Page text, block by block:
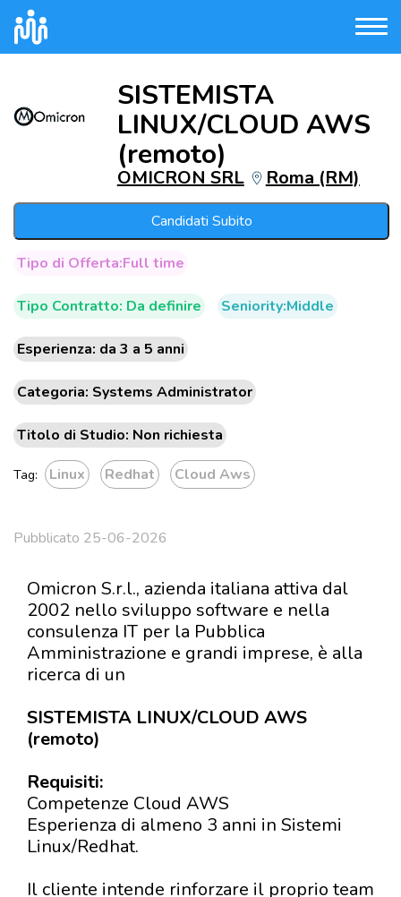
SISTEMISTA
LINUX/CLOUD AWS
(remoto)
OMICRON SRL Roma (RM)
Candidati Subito
Tipo di Offerta:Full time
Tipo Contratto: Da definire Seniority:Middle
Esperienza: da 3 a 5 anni
Categoria: Systems Administrator
Titolo di Studio: Non richiesta
Tag: Linux Redhat Cloud Aws
Pubblicato 25-06-2026
Omicron S.r.l., azienda italiana attiva dal
2002 nello sviluppo software e nella
consulenza IT per la Pubblica
Amministrazione e grandi imprese, è alla
ricerca di un
SISTEMISTA LINUX/CLOUD AWS
(remoto)
Requisiti:
Competenze Cloud AWS
Esperienza di almeno 3 anni in Sistemi
Linux/Redhat.
Il cliente intende rinforzare il proprio team